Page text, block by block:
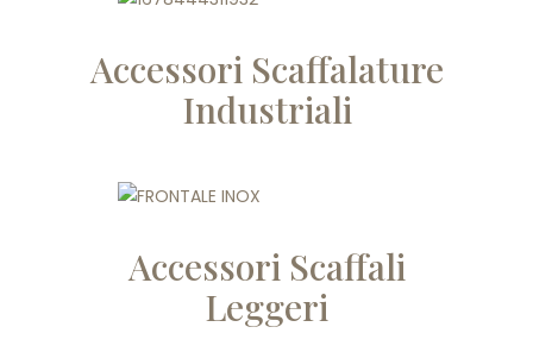
Accessori Scaffalature
Industriali
Accessori Scaffali
Leggeri